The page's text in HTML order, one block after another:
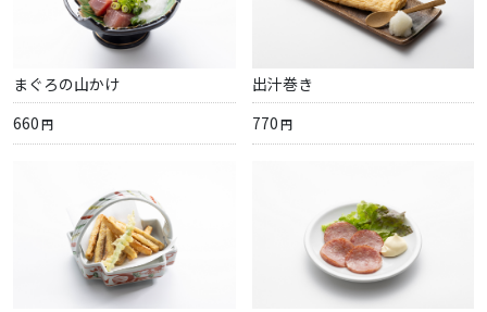
まぐろの山かけ
660円
出汁巻き
770円